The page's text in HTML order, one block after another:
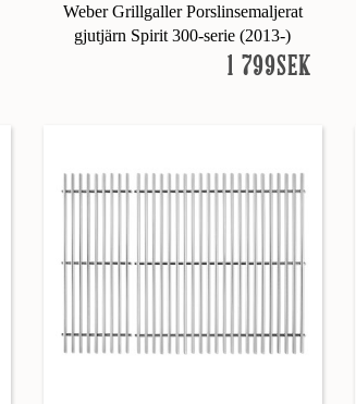
Weber Grillgaller Porslinsemaljerat
gjutjärn Spirit 300-serie (2013-)
1 799SEK